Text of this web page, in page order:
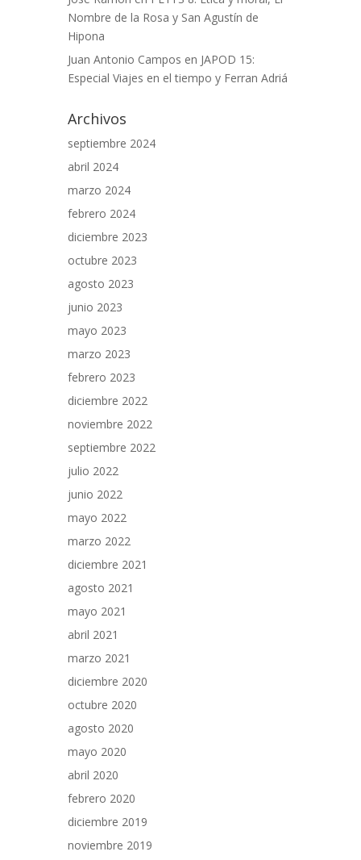
Nombre de la Rosa y San Agustín de
Hipona
Juan Antonio Campos en JAPOD 15:
Especial Viajes en el tiempo y Ferran Adriá
Archivos
septiembre 2024
abril 2024
marzo 2024
febrero 2024
diciembre 2023
octubre 2023
agosto 2023
junio 2023
mayo 2023
marzo 2023
febrero 2023
diciembre 2022
noviembre 2022
septiembre 2022
julio 2022
junio 2022
mayo 2022
marzo 2022
diciembre 2021
agosto 2021
mayo 2021
abril 2021
marzo 2021
diciembre 2020
octubre 2020
agosto 2020
mayo 2020
abril 2020
febrero 2020
diciembre 2019
noviembre 2019